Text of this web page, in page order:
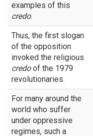
examples of this
credo.
Thus, the first slogan
of the opposition
invoked the religious
credoof the 1979
revolutionaries.
For many around the
world who suffer
under oppressive
regimes, such a